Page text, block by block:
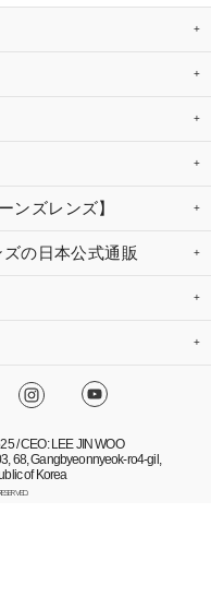
ンズレンズ】
の日本公式通販
/ CEO: LEE JIN WOO
68, Gangbyeonnyeok-ro4-gil,
of Korea